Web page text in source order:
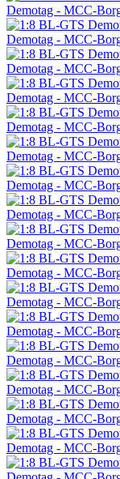
Demotag - MCC-
Demotag - MCC-
Demotag - MCC-
Demotag - MCC-
Demotag - MCC-
Demotag - MCC-
Demotag - MCC-
Demotag - MCC-
Demotag - MCC-
Demotag - MCC-
Demotag - MCC-
Demotag - MCC-
Demotag - MCC-
Demotag - MCC-
Demotag - MCC-
Demotag - MCC-